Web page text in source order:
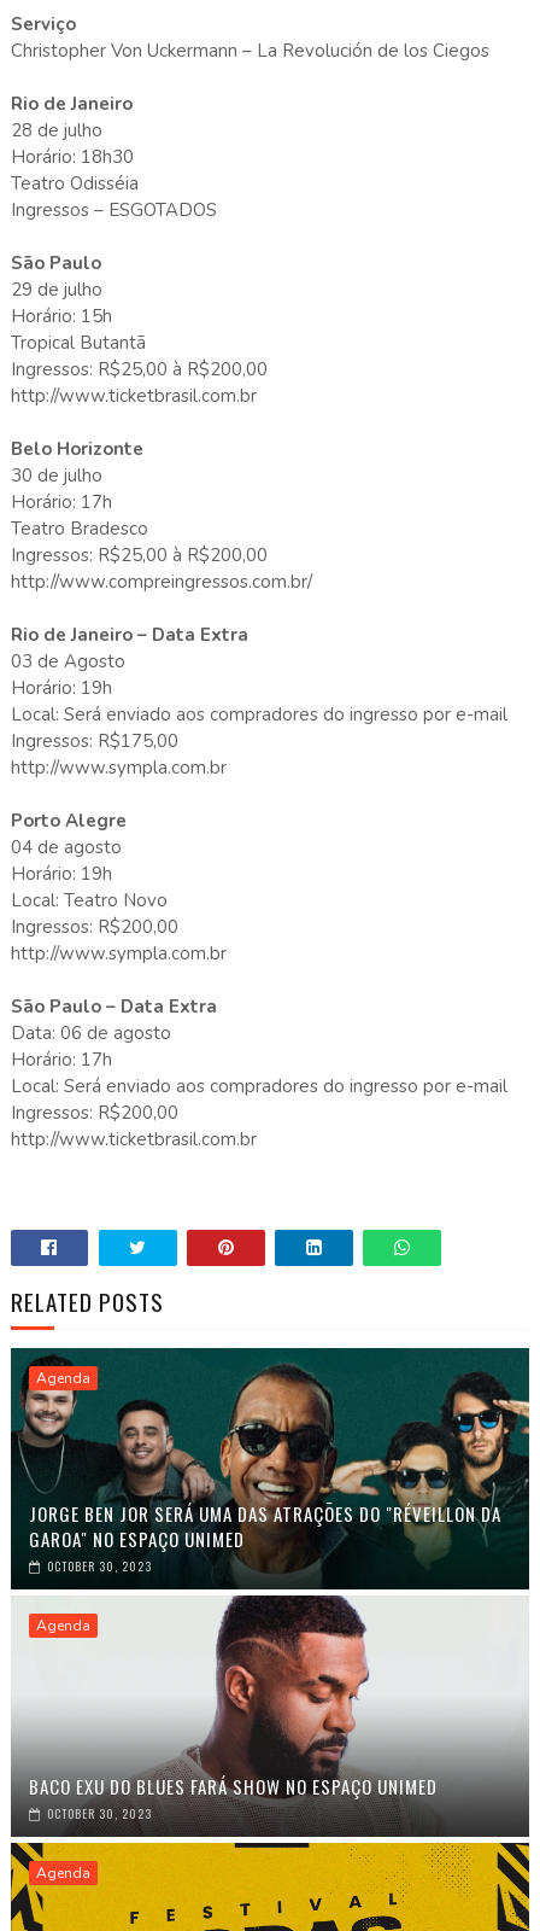
Serviço
Christopher Von Uckermann – La Revolución de los Ciegos
Rio de Janeiro
28 de julho
Horário: 18h30
Teatro Odisséia
Ingressos – ESGOTADOS
São Paulo
29 de julho
Horário: 15h
Tropical Butantã
Ingressos: R$25,00 à R$200,00
http://www.ticketbrasil.com.br
Belo Horizonte
30 de julho
Horário: 17h
Teatro Bradesco
Ingressos: R$25,00 à R$200,00
http://www.compreingressos.com.br/
Rio de Janeiro – Data Extra
03 de Agosto
Horário: 19h
Local: Será enviado aos compradores do ingresso por e-mail
Ingressos: R$175,00
http://www.sympla.com.br
Porto Alegre
04 de agosto
Horário: 19h
Local: Teatro Novo
Ingressos: R$200,00
http://www.sympla.com.br
São Paulo – Data Extra
Data: 06 de agosto
Horário: 17h
Local: Será enviado aos compradores do ingresso por e-mail
Ingressos: R$200,00
http://www.ticketbrasil.com.br
RELATED POSTS
Agenda
JORGE BEN JOR SERÁ UMA DAS ATRAÇÕES DO "RÉVEILLON DA
GAROA" NO ESPAÇO UNIMED
OCTOBER 30, 2023
Agenda
BACO EXU DO BLUES FARÁ SHOW NO ESPAÇO UNIMED
OCTOBER 30, 2023
Agenda